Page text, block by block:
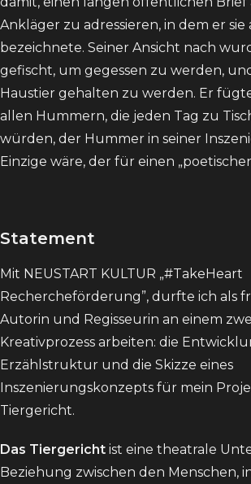
Ankläger zu adressieren, in dem er sie
bezeichnete. Seiner Ansicht nach
gefischt, um gegessen zu werden,
Haustier gehalten zu werden. Er
allen Hummern, die jeden Tag zu
würden, der Hummer in seiner
Einzige wäre, der für einen
Statement
Mit NEUSTART KULTUR „#TakeHeart
Rechercheförderung”, durfte ich als
Autorin und Regisseurin an einem
Kreativprozess arbeiten: die
Erzählstruktur und die Skizze eines
Inszenierungskonzepts für mein
Tiergericht.
Das Tiergericht ist eine theatrale
Beziehung zwischen den Menschen,